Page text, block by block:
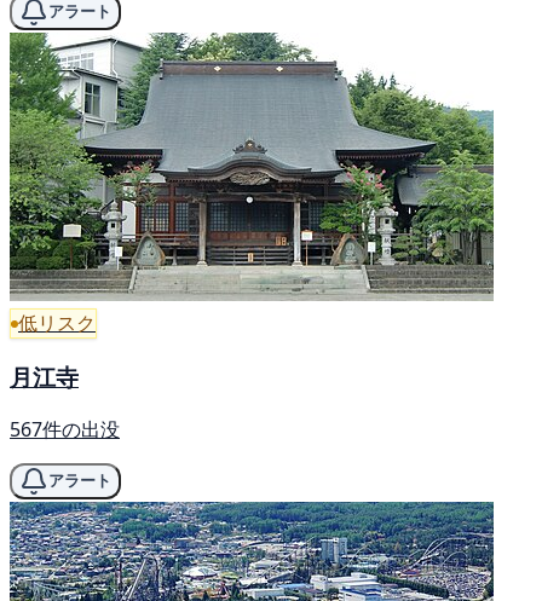
アラート
低リスク
月江寺
567件の出没
アラート